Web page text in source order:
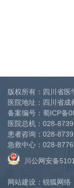
版权所有：四川省医
医院地址：四川省
备案编号： 蜀ICP备
医院总机： 028-
患者咨询： 028-
急救中心： 028-
川公网安备
网站建设 ： 锐狐网络